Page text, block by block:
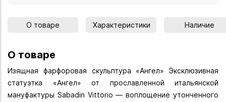
О товаре Характеристики Наличие
О товаре
Изящная фарфоровая скульптура «Ангел» Эксклюзивная
статуэтка «Ангел» от прославленной итальянской
мануфактуры Sabadin Vittorio — воплощение утонченного